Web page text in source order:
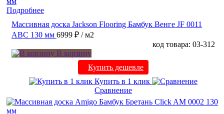
Подробнее
Массивная доска Jackson Flooring Бамбук Венге JF 0011
ABC 130 мм 6999 ₽ / м2
код товара: 03-312
В корзину
Купить дешевле
Купить в 1 клик
Сравнение